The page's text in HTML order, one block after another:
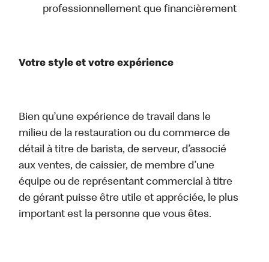
professionnellement que financièrement
Votre style et votre expérience
Bien qu’une expérience de travail dans le
milieu de la restauration ou du commerce de
détail à titre de barista, de serveur, d’associé
aux ventes, de caissier, de membre d’une
équipe ou de représentant commercial à titre
de gérant puisse être utile et appréciée, le plus
important est la personne que vous êtes.